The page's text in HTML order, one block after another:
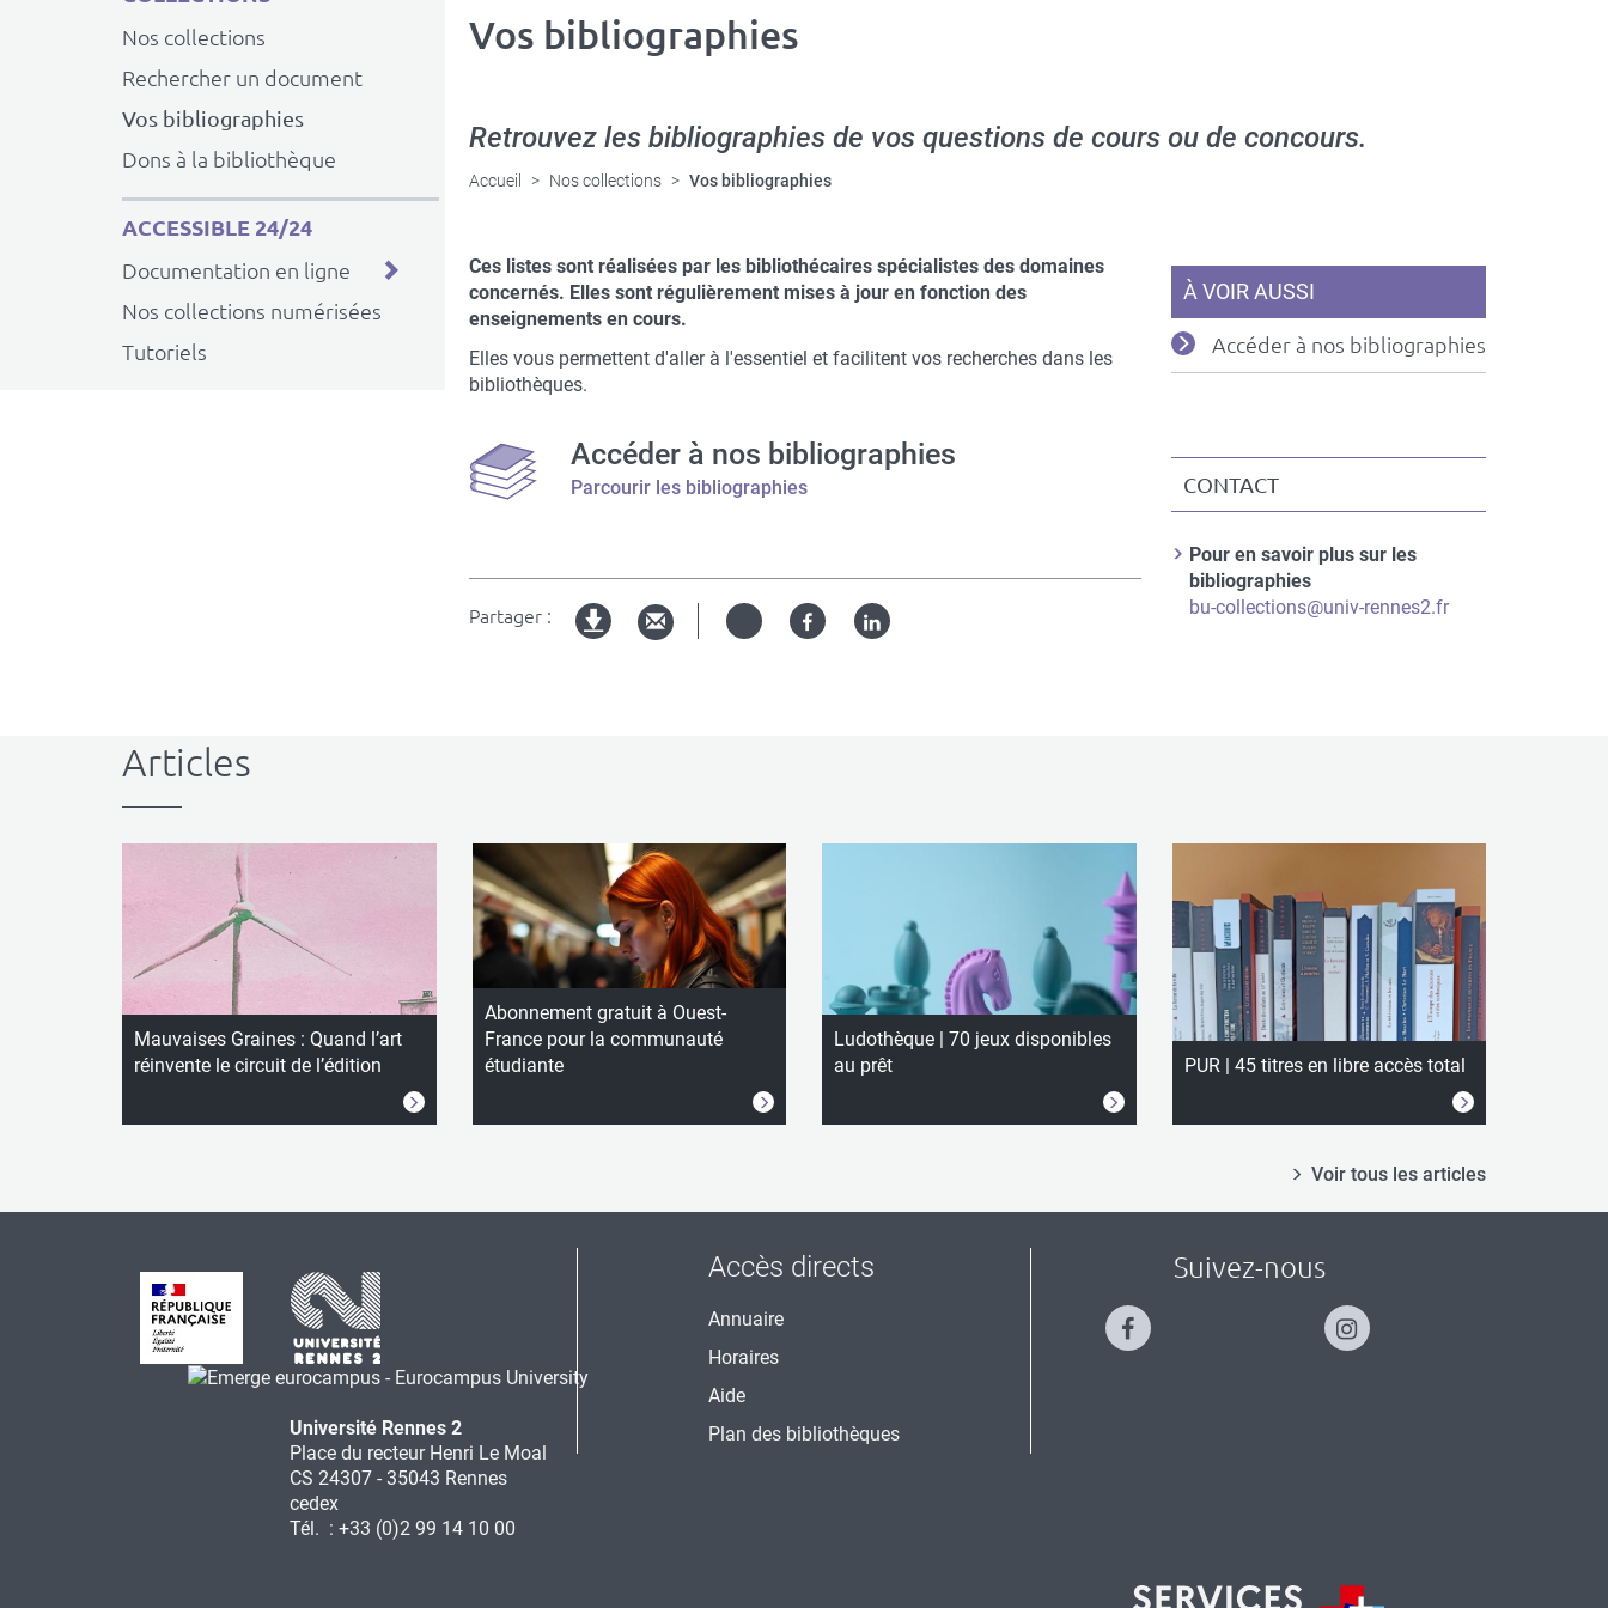
Nos collections
Rechercher un document
Vos bibliographies
Dons à la bibliothèque
ACCESSIBLE 24/24
Documentation en ligne
Nos collections numérisées
Tutoriels
Vos bibliographies
Retrouvez les bibliographies de vos questions de cours ou de concours.
Accueil Nos collections Vos bibliographies
Ces listes sont réalisées par les bibliothécaires spécialistes des domaines
concernés. Elles sont régulièrement mises à jour en fonction des
enseignements en cours.
Elles vous permettent d'aller à l'essentiel et facilitent vos recherches dans les
bibliothèques.
Accéder à nos bibliographies
Parcourir les bibliographies
Partager : Twitter FacebookLinked
À VOIR AUSSI
Accéder à nos bibliographies
CONTACT
Informations
du
contact
Fonction
du
contact
Pour en savoir plus sur les
bibliographies
Courriel
bu-collections@univ-rennes2.fr
Articles
Mauvaises Graines : Quand l’art
réinvente le circuit de l’édition
Abonnement gratuit à Ouest-
France pour la communauté
étudiante
Ludothèque | 70 jeux disponibles
au prêt
PUR | 45 titres en libre accès total
Voir tous les articles
Université Rennes 2
Place du recteur Henri Le Moal
CS 24307 - 35043 Rennes
cedex
Tél. : +33 (0)2 99 14 10 00
Accès directs
Annuaire
Horaires
Aide
Plan des bibliothèques
Suivez-nous